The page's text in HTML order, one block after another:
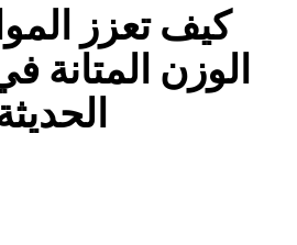
كيف تعزز
الوزن المتانة